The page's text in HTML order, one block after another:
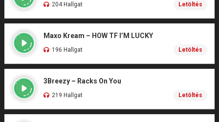
204 Hallgat Letöltés
Maxo Kream – HOW TF I’M LUCKY
196 Hallgat Letöltés
3Breezy – Racks On You
219 Hallgat Letöltés